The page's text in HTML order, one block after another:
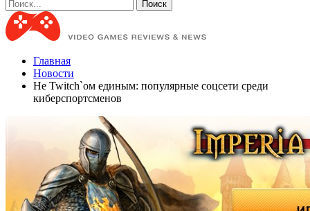
Главная
Новости
Не Twitch`ом единым: популярные соцсети среди
киберспортсменов